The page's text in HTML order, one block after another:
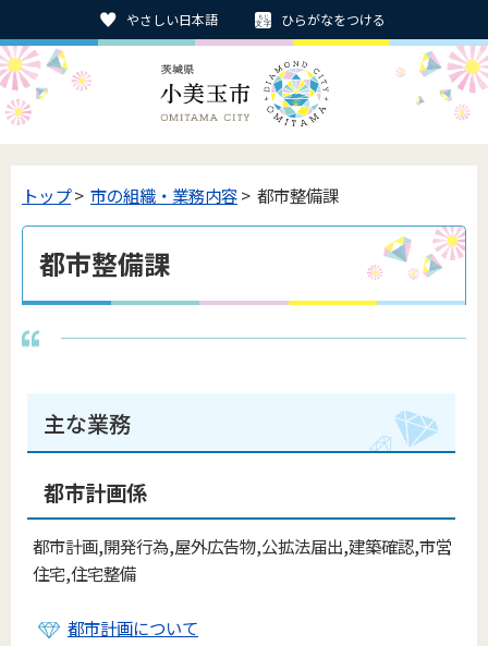
やさしい日本語 ひらがなをつける
トップ> 市の組織・業務内容> 都市整備課
都市整備課
主な業務
都市計画係
都市計画,開発行為,屋外広告物,公拡法届出,建築確認,市営
住宅,住宅整備
都市計画について